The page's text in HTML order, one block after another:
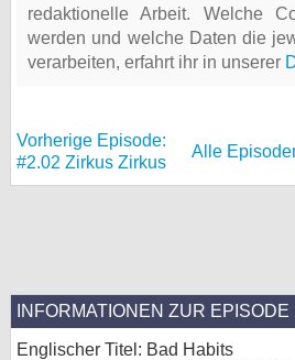
redaktionelle Arbeit. Welche
werden und welche Daten die
verarbeiten, erfahrt ihr in unserer
Vorherige Episode:
#2.02 Zirkus Zirkus
Alle
INFORMATIONEN ZUR EPISODE
Englischer Titel: Bad Habits